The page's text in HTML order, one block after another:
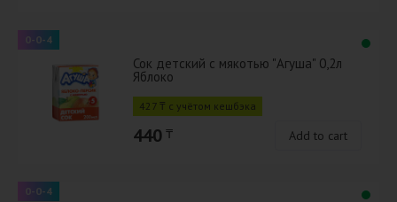
0-0-4
Сок детский с мякотью "Агуша" 0,2л
Яблоко
427 ₸ с учётом кешбэка
440 ₸ Add to cart
0-0-4